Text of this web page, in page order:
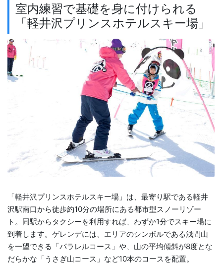
室内練習で基礎を身に付けられる
「軽井沢プリンスホテルスキー場」
「軽井沢プリンスホテルスキー場」は、最寄り駅である軽井
沢駅南口から徒歩約10分の場所にある都市型スノーリゾー
ト。同駅からタクシーを利用すれば、わずか1分でスキー場に
到着します。ゲレンデには、エリアのシンボルである浅間山
を一望できる「パラレルコース」や、山の平均傾斜が8度とな
だらかな「うさぎ山コース」など10本のコースを配置。